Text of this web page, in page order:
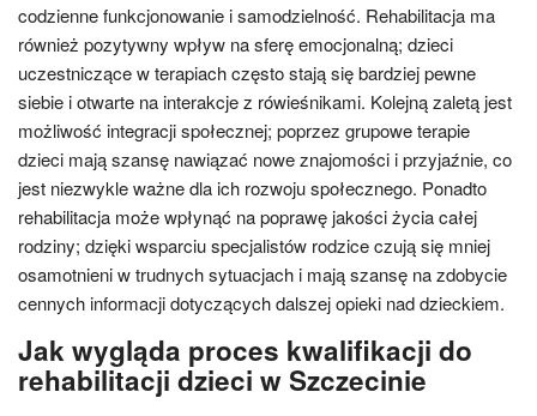
codzienne funkcjonowanie i samodzielność. Rehabilitacja ma
również pozytywny wpływ na sferę emocjonalną; dzieci
uczestniczące w terapiach często stają się bardziej pewne
siebie i otwarte na interakcje z rówieśnikami. Kolejną zaletą jest
możliwość integracji społecznej; poprzez grupowe terapie
dzieci mają szansę nawiązać nowe znajomości i przyjaźnie, co
jest niezwykle ważne dla ich rozwoju społecznego. Ponadto
rehabilitacja może wpłynąć na poprawę jakości życia całej
rodziny; dzięki wsparciu specjalistów rodzice czują się mniej
osamotnieni w trudnych sytuacjach i mają szansę na zdobycie
cennych informacji dotyczących dalszej opieki nad dzieckiem.
Jak wygląda proces kwalifikacji do
rehabilitacji dzieci w Szczecinie